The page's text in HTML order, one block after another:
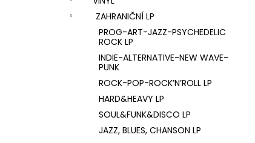
ZAHRANIČNÍ LP
PROG-ART-JAZZ-PSYCHEDELIC
ROCK LP
INDIE-ALTERNATIVE-NEW WAVE-
PUNK
ROCK-POP-ROCK’N’ROLL LP
HARD&HEAVY LP
SOUL&FUNK&DISCO LP
JAZZ, BLUES, CHANSON LP
U2 – THE JOSHUA TREE LP
1 290 Kč